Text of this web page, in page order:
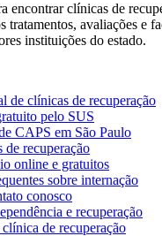
encontrar clínicas de
tratamentos, avaliações e
instituições do estado.
de clínicas de recuperação
pelo SUS
CAPS em São Paulo
de recuperação
online e gratuitos
sobre internação
conosco
e recuperação
clínica de recuperação